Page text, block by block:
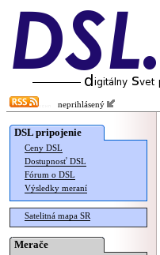
neprihlásený
DSL pripojenie
Ceny DSL
Dostupnosť DSL
Fórum o DSL
Výsledky meraní
Satelitná mapa SR
Merače